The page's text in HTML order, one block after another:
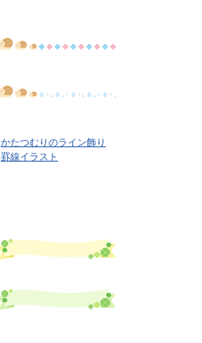
かたつむりのライン飾り
罫線イラスト